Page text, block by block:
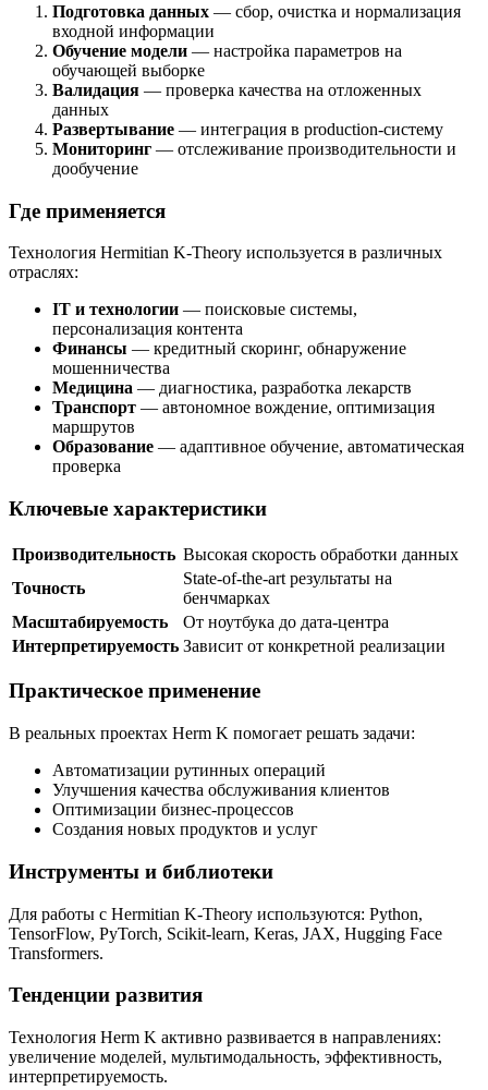
Подготовка данных — сбор, очистка и нормализация
входной информации
Обучение модели — настройка параметров на
обучающей выборке
Валидация — проверка качества на отложенных
данных
Развертывание — интеграция в production-систему
Мониторинг — отслеживание производительности и
дообучение
Где применяется
Технология Hermitian K-Theory используется в различных
отраслях:
IT и технологии — поисковые системы,
персонализация контента
Финансы — кредитный скоринг, обнаружение
мошенничества
Медицина — диагностика, разработка лекарств
Транспорт — автономное вождение, оптимизация
маршрутов
Образование — адаптивное обучение, автоматическая
проверка
Ключевые характеристики
Производительность Высокая скорость обработки данных
Точность
State-of-the-art результаты на
бенчмарках
Масштабируемость
От ноутбука до дата-центра
Интерпретируемость Зависит от конкретной реализации
Практическое применение
В реальных проектах Herm K помогает решать задачи:
Автоматизации рутинных операций
Улучшения качества обслуживания клиентов
Оптимизации бизнес-процессов
Создания новых продуктов и услуг
Инструменты и библиотеки
Для работы с Hermitian K-Theory используются: Python,
TensorFlow, PyTorch, Scikit-learn, Keras, JAX, Hugging Face
Transformers.
Тенденции развития
Технология Herm K активно развивается в направлениях:
увеличение моделей, мультимодальность, эффективность,
интерпретируемость.